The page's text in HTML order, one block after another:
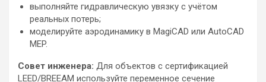
выполняйте гидравлическую увязку с учётом
реальных потерь;
моделируйте аэродинамику в MagiCAD или AutoCAD
MEP.
Совет инженера: Для объектов с сертификацией
LEED/BREEAM используйте переменное сечение